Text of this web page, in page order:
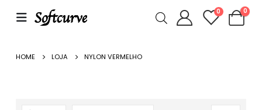
0 0
HOME LOJA NYLON VERMELHO